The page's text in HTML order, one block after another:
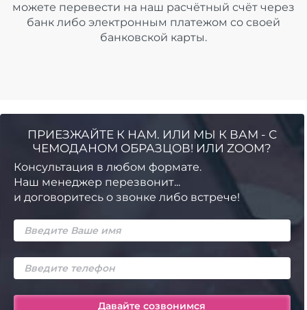
можете перевести на наш расчётный счёт через
банк либо электронным платежом со своей
банковской карты.
ПРИЕЗЖАЙТЕ К НАМ. ИЛИ МЫ К ВАМ - С
ЧЕМОДАНОМ ОБРАЗЦОВ! ИЛИ ZOOM?
Консультация в любом формате.
Наш менеджер перезвонит...
и договоритесь о звонке либо встрече!